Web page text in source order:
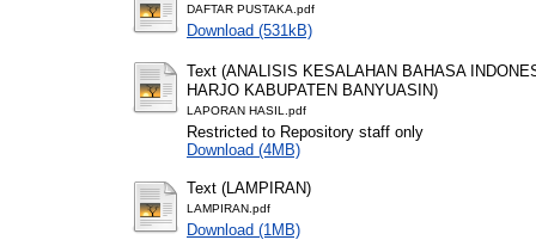
DAFTAR PUSTAKA.pdf
Download (531kB)
Text (ANALISIS KESALAHAN BAHASA
HARJO KABUPATEN BANYUASIN)
LAPORAN HASIL.pdf
Restricted to Repository staff only
Download (4MB)
Text (LAMPIRAN)
LAMPIRAN.pdf
Download (1MB)